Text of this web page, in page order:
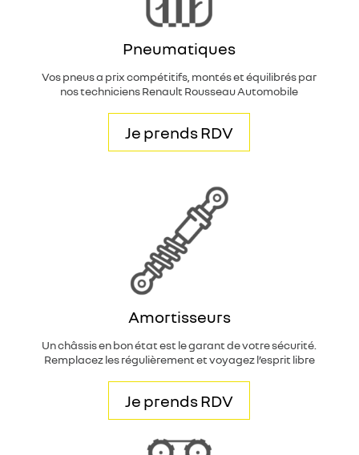
Pneumatiques
Vos pneus a prix compétitifs, montés et équilibrés par
nos techniciens Renault Rousseau Automobile
Je prends RDV
Amortisseurs
Un châssis en bon état est le garant de votre sécurité.
Remplacez les régulièrement et voyagez l’esprit libre
Je prends RDV